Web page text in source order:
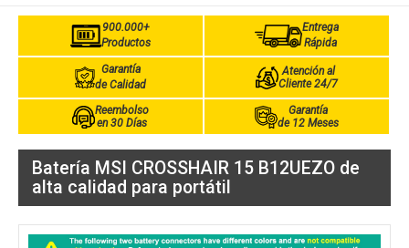
900.000+
Productos
Entrega
Rápida
Garantía
de Calidad
Atención al
Cliente 24/7
Reembolso
en 30 Días
Garantía
de 12 Meses
Batería MSI CROSSHAIR 15 B12UEZO de
alta calidad para portátil